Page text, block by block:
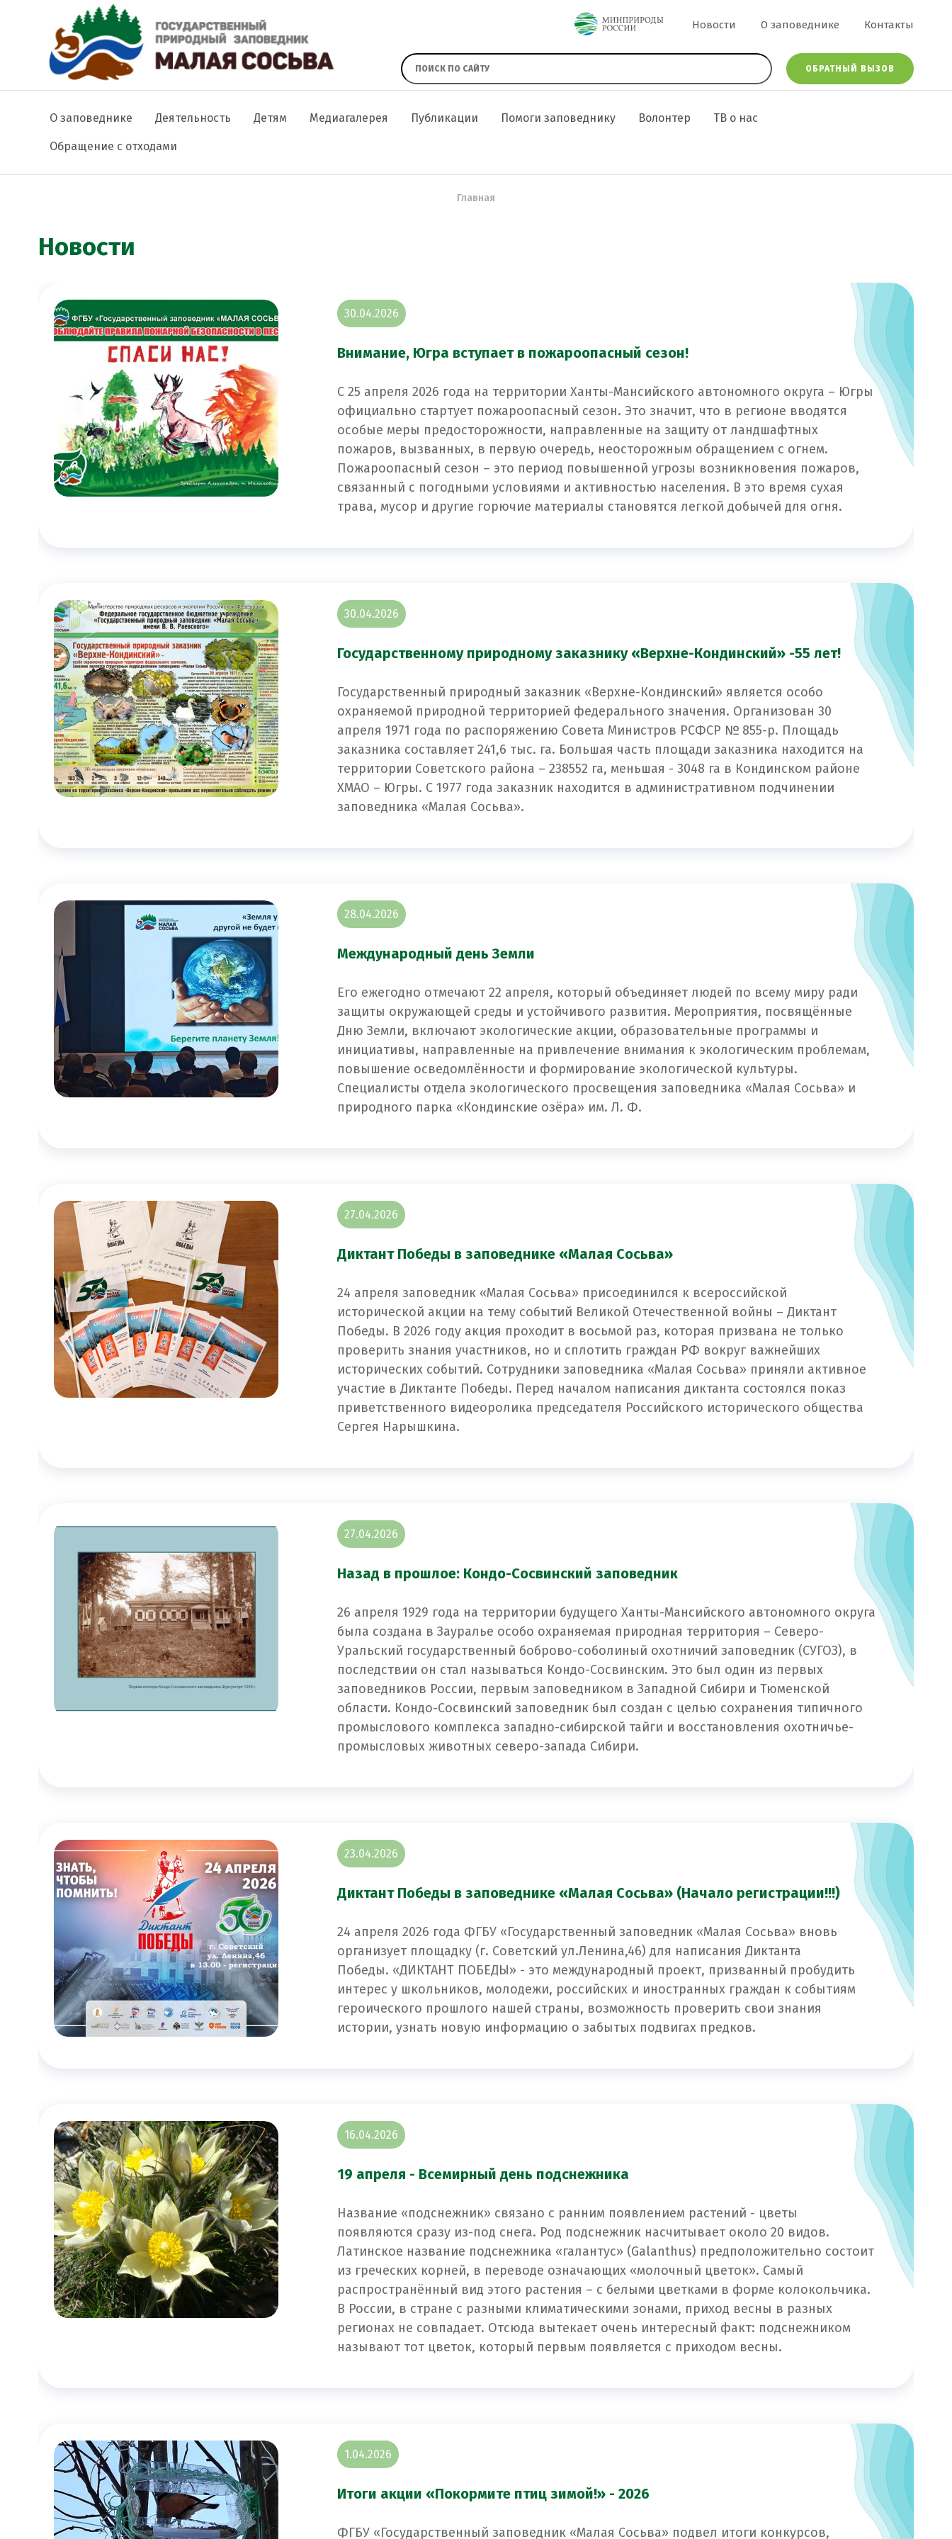
Меню в шапке
Новости О заповеднике Контакты
ОБРАТНЫЙ ВЫЗОВ
Основная навигация
О заповеднике Деятельность Детям Медиагалерея Публикации Помоги заповеднику Волонтер ТВ о нас
Обращение с отходами
Главная
Новости
30.04.2026
Внимание, Югра вступает в пожароопасный сезон!
С 25 апреля 2026 года на территории Ханты-Мансийского автономного округа – Югры
официально стартует пожароопасный сезон. Это значит, что в регионе вводятся
особые меры предосторожности, направленные на защиту от ландшафтных
пожаров, вызванных, в первую очередь, неосторожным обращением с огнем.
Пожароопасный сезон – это период повышенной угрозы возникновения пожаров,
связанный с погодными условиями и активностью населения. В это время сухая
трава, мусор и другие горючие материалы становятся легкой добычей для огня.
30.04.2026
Государственному природному заказнику «Верхне-Кондинский» -55 лет!
Государственный природный заказник «Верхне-Кондинский» является особо
охраняемой природной территорией федерального значения. Организован 30
апреля 1971 года по распоряжению Совета Министров РСФСР № 855-р. Площадь
заказника составляет 241,6 тыс. га. Большая часть площади заказника находится на
территории Советского района – 238552 га, меньшая - 3048 га в Кондинском районе
ХМАО – Югры. С 1977 года заказник находится в административном подчинении
заповедника «Малая Сосьва».
28.04.2026
Международный день Земли
Его ежегодно отмечают 22 апреля, который объединяет людей по всему миру ради
защиты окружающей среды и устойчивого развития. Мероприятия, посвящённые
Дню Земли, включают экологические акции, образовательные программы и
инициативы, направленные на привлечение внимания к экологическим проблемам,
повышение осведомлённости и формирование экологической культуры.
Специалисты отдела экологического просвещения заповедника «Малая Сосьва» и
природного парка «Кондинские озёра» им. Л. Ф.
27.04.2026
Диктант Победы в заповеднике «Малая Сосьва»
24 апреля заповедник «Малая Сосьва» присоединился к всероссийской
исторической акции на тему событий Великой Отечественной войны – Диктант
Победы. В 2026 году акция проходит в восьмой раз, которая призвана не только
проверить знания участников, но и сплотить граждан РФ вокруг важнейших
исторических событий. Сотрудники заповедника «Малая Сосьва» приняли активное
участие в Диктанте Победы. Перед началом написания диктанта состоялся показ
приветственного видеоролика председателя Российского исторического общества
Сергея Нарышкина.
27.04.2026
Назад в прошлое: Кондо-Сосвинский заповедник
26 апреля 1929 года на территории будущего Ханты-Мансийского автономного округа
была создана в Зауралье особо охраняемая природная территория – Северо-
Уральский государственный боброво-соболиный охотничий заповедник (СУГОЗ), в
последствии он стал называться Кондо-Сосвинским. Это был один из первых
заповедников России, первым заповедником в Западной Сибири и Тюменской
области. Кондо-Сосвинский заповедник был создан с целью сохранения типичного
промыслового комплекса западно-сибирской тайги и восстановления охотничье-
промысловых животных северо-запада Сибири.
23.04.2026
Диктант Победы в заповеднике «Малая Сосьва» (Начало регистрации!!!)
24 апреля 2026 года ФГБУ «Государственный заповедник «Малая Сосьва» вновь
организует площадку (г. Советский ул.Ленина,46) для написания Диктанта
Победы. «ДИКТАНТ ПОБЕДЫ» - это международный проект, призванный пробудить
интерес у школьников, молодежи, российских и иностранных граждан к событиям
героического прошлого нашей страны, возможность проверить свои знания
истории, узнать новую информацию о забытых подвигах предков.
16.04.2026
19 апреля - Всемирный день подснежника
Название «подснежник» связано с ранним появлением растений - цветы
появляются сразу из-под снега. Род подснежник насчитывает около 20 видов.
Латинское название подснежника «галантус» (Galanthus) предположительно состоит
из греческих корней, в переводе означающих «молочный цветок». Самый
распространённый вид этого растения – с белыми цветками в форме колокольчика.
В России, в стране с разными климатическими зонами, приход весны в разных
регионах не совпадает. Отсюда вытекает очень интересный факт: подснежником
называют тот цветок, который первым появляется с приходом весны.
1.04.2026
Итоги акции «Покормите птиц зимой!» - 2026
ФГБУ «Государственный заповедник «Малая Сосьва» подвел итоги конкурсов,